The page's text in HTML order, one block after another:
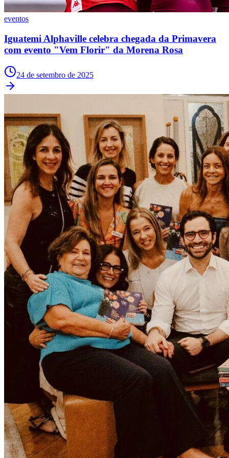
NBA
NFL
Fórmula 1
Tênis (ATP)
MLB
Vôlei
Brasileirão Série A
Brasileirão Série B
Paulistão
Copa do Brasil
Libertadores
Sul-Americana
Copa América
Champions League
Premier League
La Liga
Bundesliga
Mundial 2026
Times - Ir direto
eventos
Iguatemi Alphaville celebra chegada da Primavera
com evento "Vem Florir" da Morena Rosa
24 de setembro de 2025